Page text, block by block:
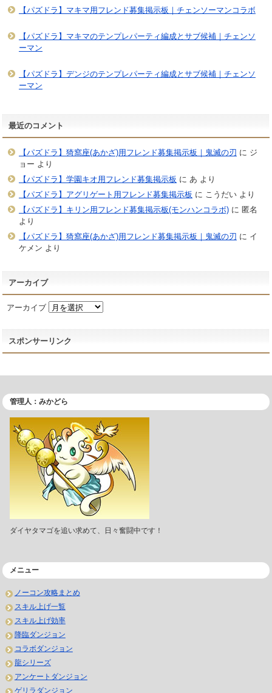
【パズドラ】マキマ用フレンド募集掲示板｜チェンソーマンコラボ
【パズドラ】マキマのテンプレパーティ編成とサブ候補｜チェンソ
ーマン
【パズドラ】デンジのテンプレパーティ編成とサブ候補｜チェンソ
ーマン
最近のコメント
【パズドラ】猗窩座(あかざ)用フレンド募集掲示板｜鬼滅の刃 に ジ
ョー より
【パズドラ】学園キオ用フレンド募集掲示板 に あ より
【パズドラ】アグリゲート用フレンド募集掲示板 に こうだいより
【パズドラ】キリン用フレンド募集掲示板(モンハンコラボ)に 匿名
より
【パズドラ】猗窩座(あかざ)用フレンド募集掲示板｜鬼滅の刃 に イ
ケメン より
アーカイブ
アーカイブ
スポンサーリンク
管理人：みかどら
ダイヤタマゴを追い求めて、日々奮闘中です！
メニュー
ノーコン攻略まとめ
スキル上げ一覧
スキル上げ効率
降臨ダンジョン
コラボダンジョン
龍シリーズ
アンケートダンジョン
ゲリラダンジョン